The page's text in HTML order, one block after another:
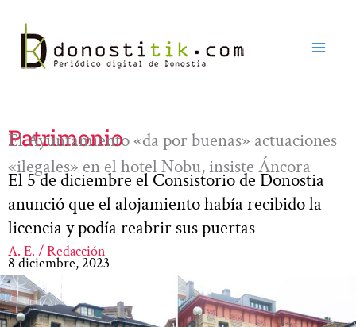
contenido
Patrimonio
El Ayuntamiento «da por buenas» actuaciones
«ilegales» en el hotel Nobu, insiste Áncora
El 5 de diciembre el Consistorio de Donostia
anunció que el alojamiento había recibido la
licencia y podía reabrir sus puertas
A. E. / Redacción
8 diciembre, 2023